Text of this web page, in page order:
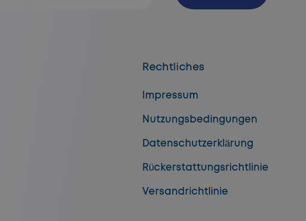
Rechtliches
Impressum
Nutzungsbedingungen
Datenschutzerklärung
Rückerstattungsrichtlinie
Versandrichtlinie